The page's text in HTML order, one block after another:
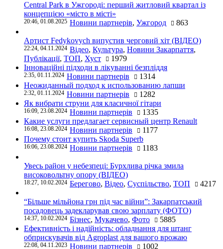
Central Park в Ужгороді: перший житловий квартал із
концепцією «місто в місті»
20:46, 01.08.2025 Новини партнерів, Ужгород 863
Артист Fedykovych випустив черговий хіт (ВІДЕО)
22:24, 04.11.2024 Відео, Культура, Новини Закарпаття,
Публікації, ТОП, Хуст
1979
Інноваційні підходи в лікуванні безпліддя
2:35, 01.11.2024 Новини партнерів
1314
Неожиданный подход к использованию лапши
2:32, 01.11.2024 Новини партнерів
1282
Як вибрати струни для класичної гітари
16:09, 23.08.2024 Новини партнерів
1335
Какие услуги предлагает сервисный центр Renault
16:08, 23.08.2024 Новини партнерів
1177
Почему стоит купить Skoda Superb
16:06, 23.08.2024 Новини партнерів 1183
Увесь район у небезпеці: Бурхлива річка змила
високовольтну опору (ВІДЕО)
18:27, 10.02.2024 Берегово, Відео, Суспільство, ТОП 4217
“Більше мільйона грн під час війни”: Закарпатський
посадовець задекларував свою зарплату (ФОТО)
14:37, 10.02.2024 Бізнес, Мукачево, Фото
5885
Ефективність і надійність: обладнання для штанг
обприскувачів від Agroplast для вашого врожаю
22:08, 04.11.2023 Новини партнерів
1002